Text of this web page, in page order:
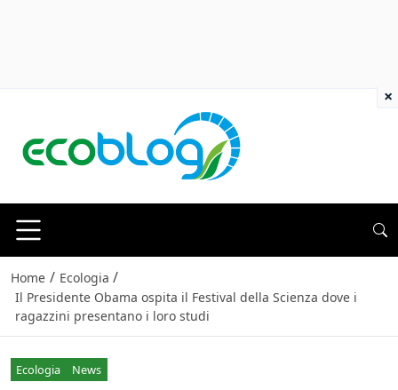
Home / Ecologia /
Il Presidente Obama ospita il Festival della Scienza dove i
ragazzini presentano i loro studi
Ecologia News
×